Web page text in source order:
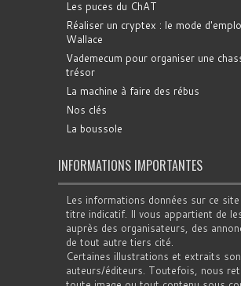
Les puces du ChAT
Réaliser un cryptex : le mode
Wallace
Vademecum pour organiser une
trésor
La machine à faire des rébus
Nos clés
La boussole
INFORMATIONS IMPORTANTES
Les informations données sur ce
titre indicatif. Il vous appartient de
auprès des organisateurs, des
de tout autre tiers cité.
Certaines illustrations et extraits
auteurs/éditeurs. Toutefois, nous